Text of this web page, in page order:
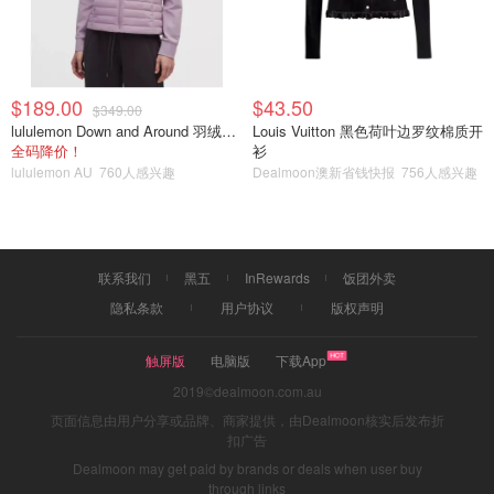
说除了贵点没别的毛病(❤ ω ❤)
$189.00 $349.00
lululemon Down and Around 羽绒夹克
全码降价！
lululemon AU 760人感兴趣
$43.50
Louis Vuitton 黑色荷叶边罗纹棉质开
衫
Dealmoon澳新省钱快报 756人感兴趣
联系我们 黑五 InRewards
饭团外卖
隐私条款
用户协议 版权声明
触屏版 电脑版
下载App
2019©dealmoon.com.au
页面信息由用户分享或品牌、商家提供，由Dealmoon核实后发布折
扣广告
Dealmoon may get paid by brands or deals when user buy
through links